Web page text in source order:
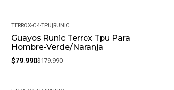
-56%
TERROX-C4-TPU|RUNIC
Guayos Runic Terrox Tpu Para
Hombre-Verde/Naranja
$79.990$179.990